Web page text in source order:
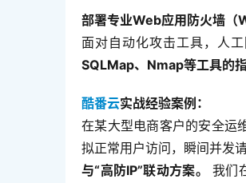
部署专业Web应用防火墙（
面对自动化攻击工具，人
SQLMap、Nmap等工具的
酷番云实战经验案例：
在某大型电商客户的安全运
拟正常用户访问，瞬间并发
与“高防IP”联动方案。
我们